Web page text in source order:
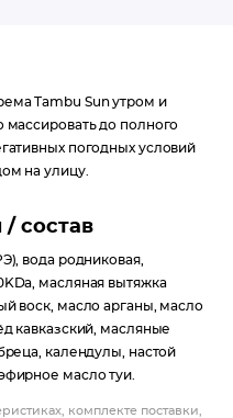
Tambu Sun утром и
до полного
погодных условий
на улицу.
состав
вода родниковая,
масляная вытяжка
воск, масло арганы, масло
кавказский, масляные
календулы, настой
масло туи.
комплекте поставки,